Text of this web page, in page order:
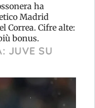
ha
Madrid
Correa. Cifre alte:
bonus.
JUVE SU